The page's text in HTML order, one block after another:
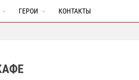
ГЕРОИ КОНТАКТЫ